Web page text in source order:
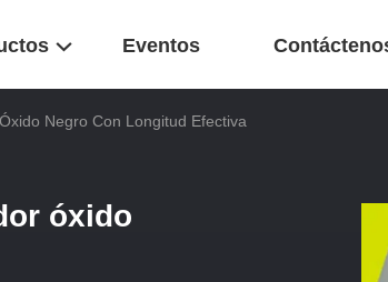
Eventos
Negro Con Longitud Efectiva
óxido